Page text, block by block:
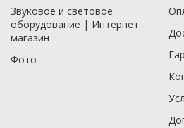
Звуковое и световое
оборудование | Интернет
магазин
Фото